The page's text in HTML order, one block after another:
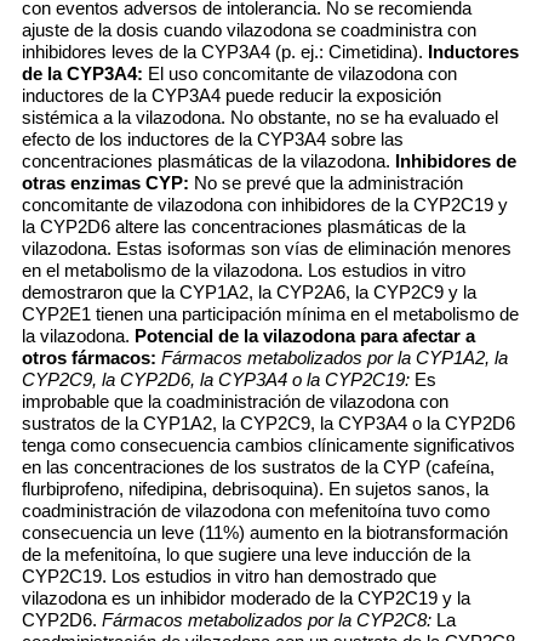
con eventos adversos de intolerancia. No se recomienda
ajuste de la dosis cuando vilazodona se coadministra con
inhibidores leves de la CYP3A4 (p. ej.: Cimetidina). Inductores
de la CYP3A4: El uso concomitante de vilazodona con
inductores de la CYP3A4 puede reducir la exposición
sistémica a la vilazodona. No obstante, no se ha evaluado el
efecto de los inductores de la CYP3A4 sobre las
concentraciones plasmáticas de la vilazodona. Inhibidores de
otras enzimas CYP: No se prevé que la administración
concomitante de vilazodona con inhibidores de la CYP2C19 y
la CYP2D6 altere las concentraciones plasmáticas de la
vilazodona. Estas isoformas son vías de eliminación menores
en el metabolismo de la vilazodona. Los estudios in vitro
demostraron que la CYP1A2, la CYP2A6, la CYP2C9 y la
CYP2E1 tienen una participación mínima en el metabolismo de
la vilazodona. Potencial de la vilazodona para afectar a
otros fármacos: Fármacos metabolizados por la CYP1A2, la
CYP2C9, la CYP2D6, la CYP3A4 o la CYP2C19: Es
improbable que la coadministración de vilazodona con
sustratos de la CYP1A2, la CYP2C9, la CYP3A4 o la CYP2D6
tenga como consecuencia cambios clínicamente significativos
en las concentraciones de los sustratos de la CYP (cafeína,
flurbiprofeno, nifedipina, debrisoquina). En sujetos sanos, la
coadministración de vilazodona con mefenitoína tuvo como
consecuencia un leve (11%) aumento en la biotransformación
de la mefenitoína, lo que sugiere una leve inducción de la
CYP2C19. Los estudios in vitro han demostrado que
vilazodona es un inhibidor moderado de la CYP2C19 y la
CYP2D6. Fármacos metabolizados por la CYP2C8: La